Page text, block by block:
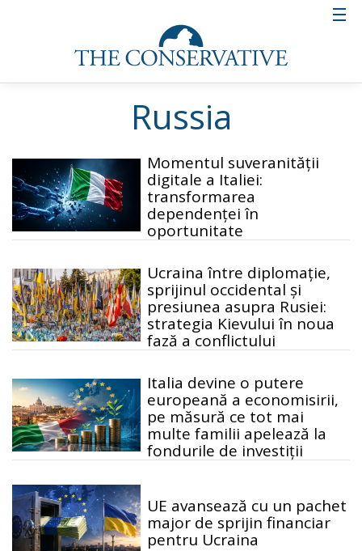
Russia
Momentul suveranității
digitale a Italiei:
transformarea
dependenței în
oportunitate
Ucraina între diplomație,
sprijinul occidental și
presiunea asupra Rusiei:
strategia Kievului în noua
fază a conflictului
Italia devine o putere
europeană a economisirii,
pe măsură ce tot mai
multe familii apelează la
fondurile de investiții
UE avansează cu un pachet
major de sprijin financiar
pentru Ucraina